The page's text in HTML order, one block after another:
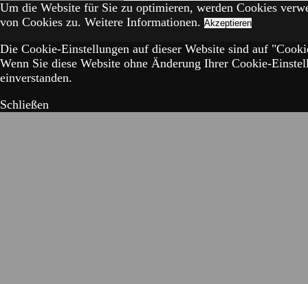
Um die Website für Sie zu optimieren, werden Cookies
von Cookies zu. Weitere Informationen. Akzeptieren
Die Cookie-Einstellungen auf dieser Website sind auf
Wenn Sie diese Website ohne Änderung Ihrer Cookie-
einverstanden.
Schließen